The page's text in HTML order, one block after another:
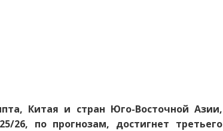
Китая и стран Юго-Восточной Азии,
26, по прогнозам, достигнет третьего